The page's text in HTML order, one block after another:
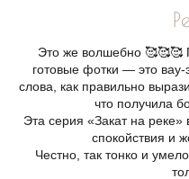
Это же волшебно 🥰🥰🥰
готовые фотки — это
слова, как правильно
что получила
Эта серия «Закат на
спокойствия и
Честно, так тонко и